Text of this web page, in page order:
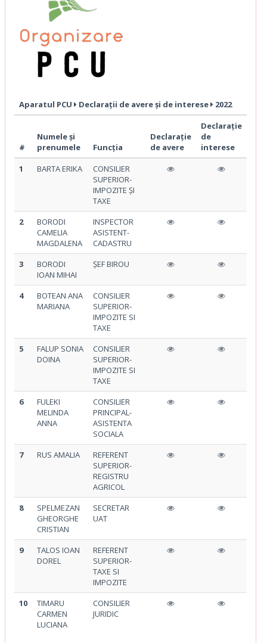
Aparatul PCU Declarații de avere și de interese 2022
#
Numele și
prenumele
Funcția
Declarație
de avere
Declarație
de
interese
1
BARTA ERIKA
CONSILIER
SUPERIOR-
IMPOZITE ȘI
TAXE
2
BORODI
CAMELIA
MAGDALENA
INSPECTOR
ASISTENT-
CADASTRU
3
BORODI
IOAN MIHAI
ȘEF BIROU
4
BOTEAN ANA
MARIANA
CONSILIER
SUPERIOR-
IMPOZITE SI
TAXE
5
FALUP SONIA
DOINA
CONSILIER
SUPERIOR-
IMPOZITE SI
TAXE
6
FULEKI
MELINDA
ANNA
CONSILIER
PRINCIPAL-
ASISTENTA
SOCIALA
7
RUS AMALIA
REFERENT
SUPERIOR-
REGISTRU
AGRICOL
8
SPELMEZAN
GHEORGHE
CRISTIAN
SECRETAR
UAT
9
TALOS IOAN
DOREL
REFERENT
SUPERIOR-
TAXE SI
IMPOZITE
10
TIMARU
CARMEN
LUCIANA
CONSILIER
JURIDIC